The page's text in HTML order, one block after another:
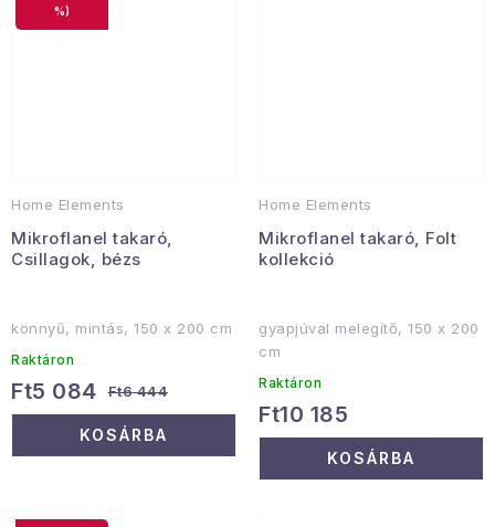
Home Elements
Mikroflanel takaró,
Csillagok, bézs
%)
könnyű, mintás, 150 x 200 cm
Raktáron
Ft5 084 Ft6 444
KOSÁRBA
Home Elements
Mikroflanel takaró, Folt
kollekció
gyapjúval melegítő, 150 x 200
cm
Raktáron
Ft10 185
KOSÁRBA